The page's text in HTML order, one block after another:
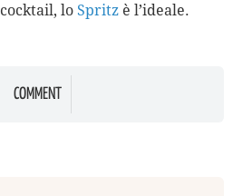
lo Spritz è l’ideale.
COMMENT